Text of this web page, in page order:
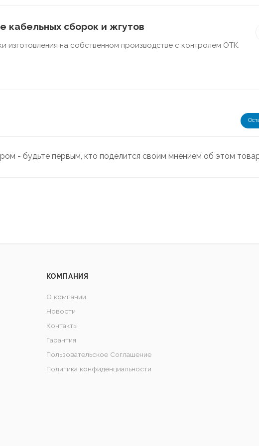
кабельных сборок и жгутов
изготовления на собственном производстве с контролем ОТК.
- будьте первым, кто поделится своим мнением об этом
КОМПАНИЯ
О компании
Новости
Контакты
Гарантия
Пользовательское Соглашение
Политика конфиденциальности